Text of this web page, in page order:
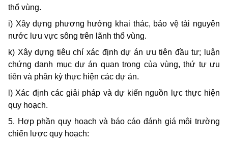
thổ vùng.
i) Xây dựng phương hướng khai thác, bảo vệ tài nguyên
nước lưu vực sông trên lãnh thổ vùng.
k) Xây dựng tiêu chí xác định dự án ưu tiên đầu tư; luận
chứng danh mục dự án quan trọng của vùng, thứ tự ưu
tiên và phân kỳ thực hiện các dự án.
l) Xác định các giải pháp và dự kiến nguồn lực thực hiện
quy hoạch.
5. Hợp phần quy hoạch và báo cáo đánh giá môi trường
chiến lược quy hoạch: